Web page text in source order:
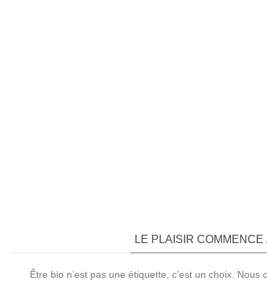
LE PLAISIR COMMENCE
Être bio n’est pas une étiquette, c’est un choix. Nous